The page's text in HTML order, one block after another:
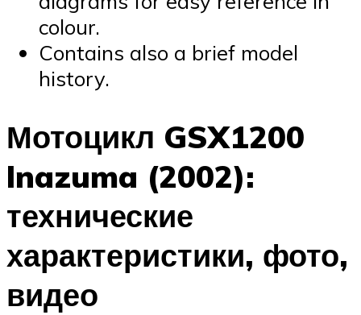
colour.
Contains also a brief model
history.
Мотоцикл GSX1200
Inazuma (2002):
технические
характеристики, фото,
видео